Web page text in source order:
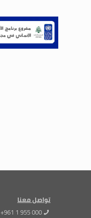
تواصل معنا
+961 1 955 000